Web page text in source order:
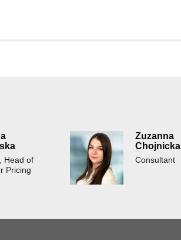
Head of
Pricing
Zuzanna
Chojnicka
Consultant